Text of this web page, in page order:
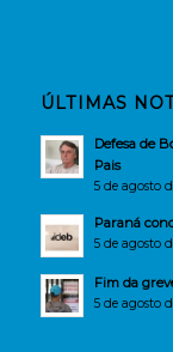
ÚLTIMAS
Defesa de
Pais
5 de agosto
Paraná
5 de agosto
Fim da
5 de agosto